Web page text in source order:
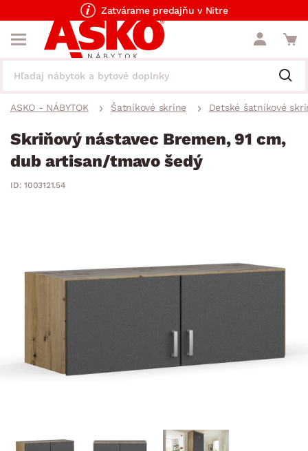
Zatvárame predajňu v Nitre
ASKO - NÁBYTOK Šatníkové skrine Detské šatníkové
Skriňový nástavec Bremen, 91 cm,
dub artisan/tmavo šedý
ID: 1003121.54